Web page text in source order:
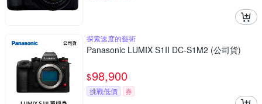
探索速度的藝術
Panasonic LUMIX S1II DC-S1M2 (公司貨)
$98,900
挑戰低價 券